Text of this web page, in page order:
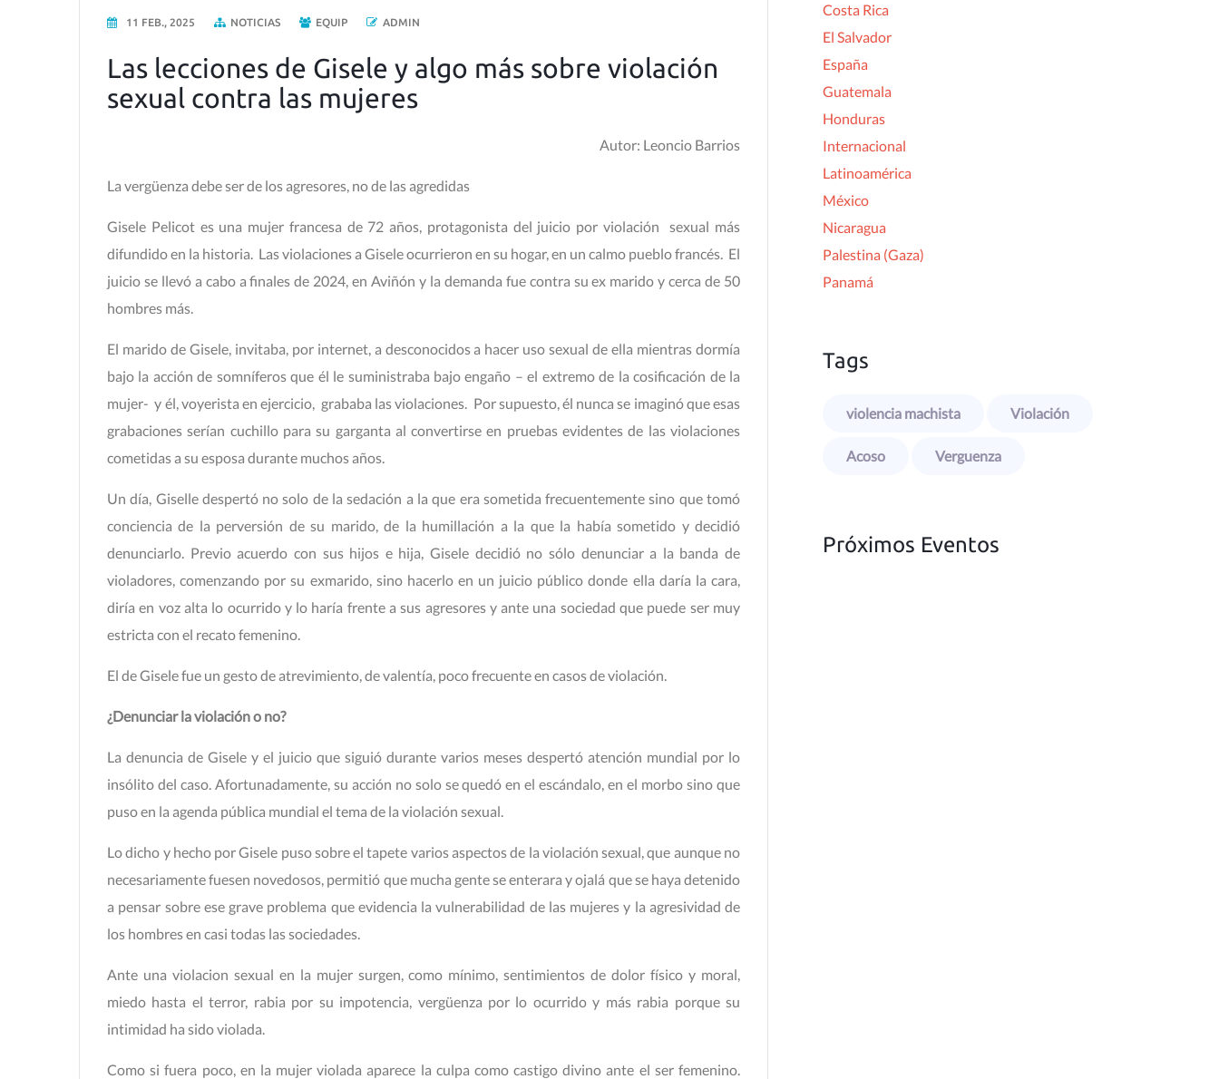
11 FEB., 2025 NOTICIAS EQUIP ADMIN
Las lecciones de Gisele y algo más sobre violación
sexual contra las mujeres
Autor: Leoncio Barrios
La vergüenza debe ser de los agresores, no de las agredidas
Gisele Pelicot es una mujer francesa de 72 años, protagonista del juicio por violación sexual más
difundido en la historia. Las violaciones a Gisele ocurrieron en su hogar, en un calmo pueblo francés. El
juicio se llevó a cabo a finales de 2024, en Aviñón y la demanda fue contra su ex marido y cerca de 50
hombres más.
El marido de Gisele, invitaba, por internet, a desconocidos a hacer uso sexual de ella mientras dormía
bajo la acción de somníferos que él le suministraba bajo engaño – el extremo de la cosificación de la
mujer- y él, voyerista en ejercicio, grababa las violaciones. Por supuesto, él nunca se imaginó que esas
grabaciones serían cuchillo para su garganta al convertirse en pruebas evidentes de las violaciones
cometidas a su esposa durante muchos años.
Un día, Giselle despertó no solo de la sedación a la que era sometida frecuentemente sino que tomó
conciencia de la perversión de su marido, de la humillación a la que la había sometido y decidió
denunciarlo. Previo acuerdo con sus hijos e hija, Gisele decidió no sólo denunciar a la banda de
violadores, comenzando por su exmarido, sino hacerlo en un juicio público donde ella daría la cara,
diría en voz alta lo ocurrido y lo haría frente a sus agresores y ante una sociedad que puede ser muy
estricta con el recato femenino.
El de Gisele fue un gesto de atrevimiento, de valentía, poco frecuente en casos de violación.
¿Denunciar la violación o no?
La denuncia de Gisele y el juicio que siguió durante varios meses despertó atención mundial por lo
insólito del caso. Afortunadamente, su acción no solo se quedó en el escándalo, en el morbo sino que
puso en la agenda pública mundial el tema de la violación sexual.
Lo dicho y hecho por Gisele puso sobre el tapete varios aspectos de la violación sexual, que aunque no
necesariamente fuesen novedosos, permitió que mucha gente se enterara y ojalá que se haya detenido
a pensar sobre ese grave problema que evidencia la vulnerabilidad de las mujeres y la agresividad de
los hombres en casi todas las sociedades.
Ante una violacion sexual en la mujer surgen, como mínimo, sentimientos de dolor físico y moral,
miedo hasta el terror, rabia por su impotencia, vergüenza por lo ocurrido y más rabia porque su
intimidad ha sido violada.
Como si fuera poco, en la mujer violada aparece la culpa como castigo divino ante el ser femenino.
Costa Rica
El Salvador
España
Guatemala
Honduras
Internacional
Latinoamérica
México
Nicaragua
Palestina (Gaza)
Panamá
Tags
violencia machista Violación
Acoso Verguenza
Próximos Eventos